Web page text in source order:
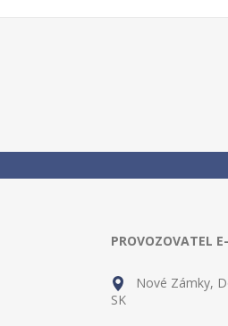
PROVOZOVATEL
Nové Zámky,
SK